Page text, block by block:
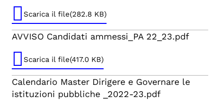
Scarica il file(282.8 KB)
AVVISO Candidati ammessi_PA 22_23.pdf
Scarica il file(417.0 KB)
Calendario Master Dirigere e Governare le
istituzioni pubbliche _2022-23.pdf